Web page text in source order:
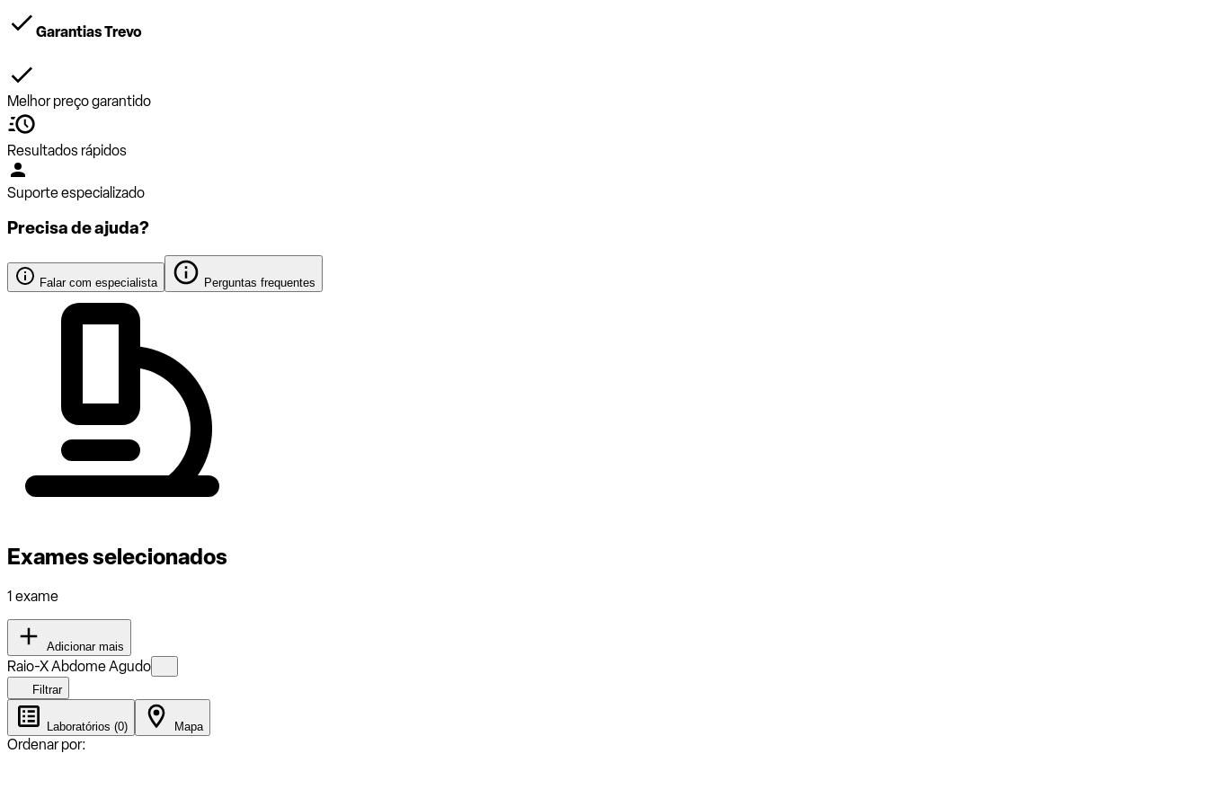
Garantias Trevo
Melhor preço garantido
Resultados rápidos
Suporte especializado
Precisa de ajuda?
Falar com especialista Perguntas frequentes
Exames selecionados
1 exame
Adicionar mais
Raio-X Abdome Agudo
Filtrar
Laboratórios (0) Mapa
Ordenar por: